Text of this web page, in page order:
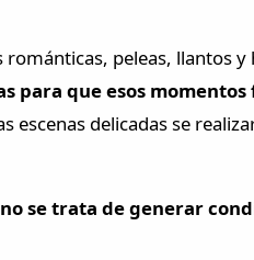
románticas, peleas, llantos
que esos momentos
delicadas se
no se trata de generar